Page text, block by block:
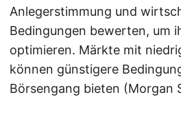
Anlegerstimmung und
Bedingungen bewerten, um
optimieren. Märkte mit
können günstigere
Börsengang bieten (Morgan